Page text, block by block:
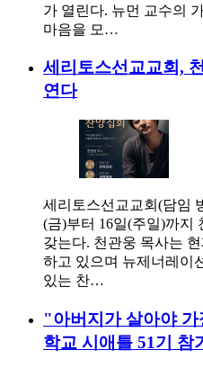
가 열린다. 뉴먼 교수의
마음을 모…
세리토스선교교회,
연다
세리토스선교교회(담임
(금)부터 16일(주일)까지
갖는다. 천관웅 목사는
하고 있으며 뉴제너레이
있는 찬…
"아버지가 살아야
학교 시애틀 51기 참